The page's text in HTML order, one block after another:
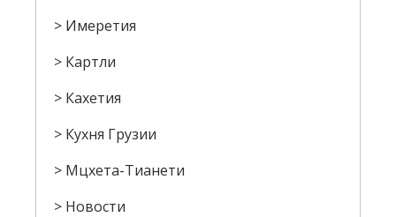
Имеретия
Картли
Кахетия
Кухня Грузии
Мцхета-Тианети
Новости